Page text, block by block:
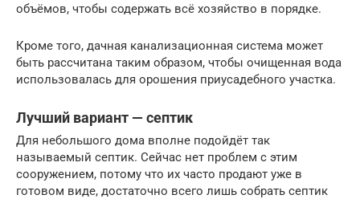
объёмов, чтобы содержать всё хозяйство в порядке.
Кроме того, дачная канализационная система может
быть рассчитана таким образом, чтобы очищенная вода
использовалась для орошения приусадебного участка.
Лучший вариант — септик
Для небольшого дома вполне подойдёт так
называемый септик. Сейчас нет проблем с этим
сооружением, потому что их часто продают уже в
готовом виде, достаточно всего лишь собрать септик